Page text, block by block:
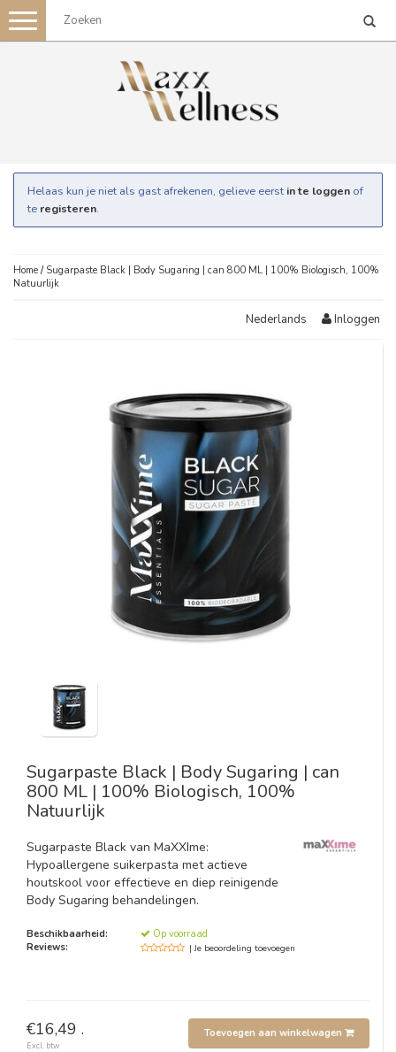
Toggle
navigation
Helaas kun je niet als gast afrekenen, gelieve eerst in te loggen of
te registeren.
Home / Sugarpaste Black | Body Sugaring | can 800 ML | 100% Biologisch, 100%
Natuurlijk
Nederlands Inloggen
Sugarpaste Black | Body Sugaring | can
800 ML | 100% Biologisch, 100%
Natuurlijk
Sugarpaste Black van MaXXIme:
Hypoallergene suikerpasta met actieve
houtskool voor effectieve en diep reinigende
Body Sugaring behandelingen.
Beschikbaarheid:
Op voorraad
Reviews:
| Je beoordeling toevoegen
€16,49 .
Excl. btw
Toevoegen aan winkelwagen